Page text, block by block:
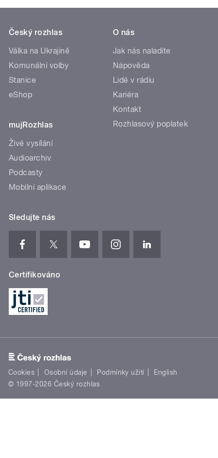
Český rozhlas
Válka na Ukrajině
Komunální volby
Stanice
eShop
mujRozhlas
Živé vysílání
Audioarchiv
Podcasty
Mobilní aplikace
O nás
Jak nás naladíte
Nápověda
Lidé v rádiu
Kariéra
Kontakt
Rozhlasový poplatek
Sledujte nás
Certifikováno
Cookies Osobní údaje Podmínky užití
English
© 1997-2026 Český rozhlas